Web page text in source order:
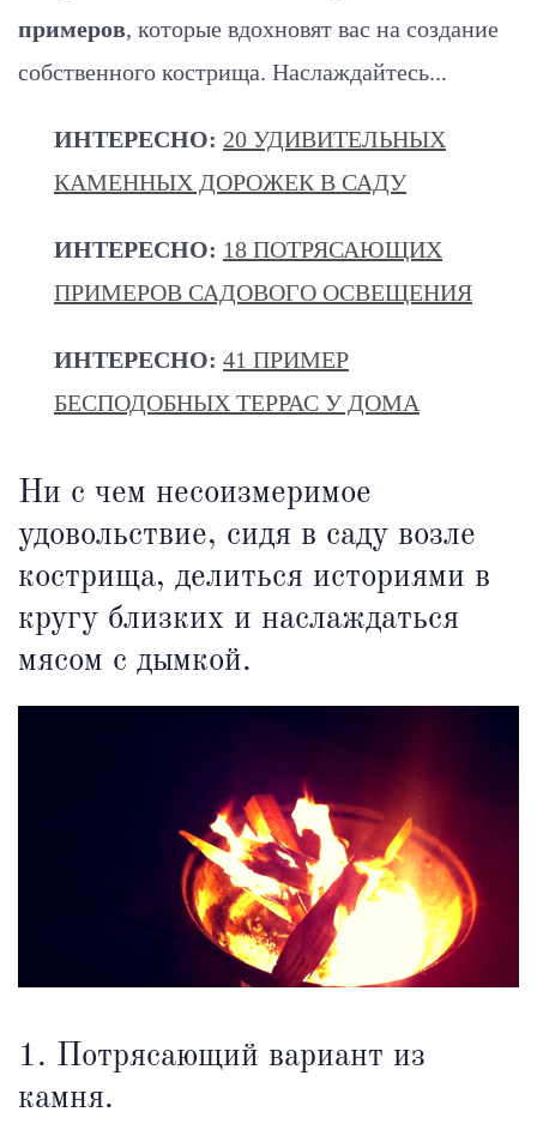
примеров, которые вдохновят вас на создание
собственного кострища. Наслаждайтесь...
ИНТЕРЕСНО: 20 УДИВИТЕЛЬНЫХ
КАМЕННЫХ ДОРОЖЕК В САДУ
ИНТЕРЕСНО: 18 ПОТРЯСАЮЩИХ
ПРИМЕРОВ САДОВОГО ОСВЕЩЕНИЯ
ИНТЕРЕСНО: 41 ПРИМЕР
БЕСПОДОБНЫХ ТЕРРАС У ДОМА
Ни с чем несоизмеримое
удовольствие, сидя в саду возле
кострища, делиться историями в
кругу близких и наслаждаться
мясом с дымкой.
1. Потрясающий вариант из
камня.